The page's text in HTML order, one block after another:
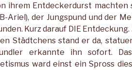
ihrem Entdeckerdurst machten
Ariel), der Jungspund und der
Kurz darauf DIE
Städtchens stand er da,
erkannte ihn sofort.
ward einst ein Spross